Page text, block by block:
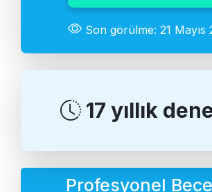
Son görülme: 21 Mayıs
17 yıllık
Profesyonel